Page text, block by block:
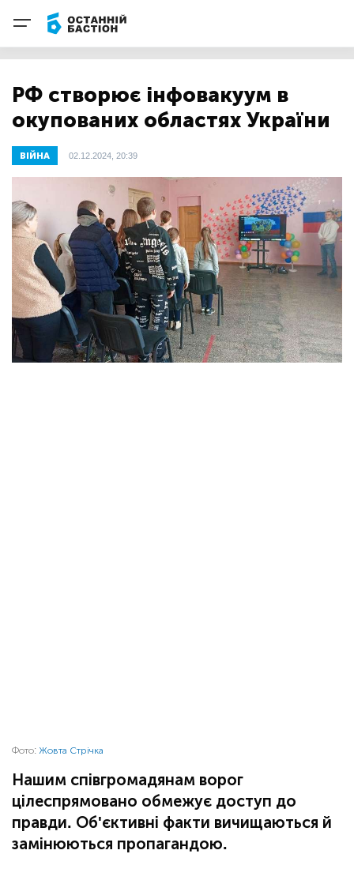
РФ створює інфовакуум в
окупованих областях України
ВІЙНА 02.12.2024, 20:39
Фото: Жовта Стрічка
Нашим співгромадянам ворог
цілеспрямовано обмежує доступ до
правди. Об'єктивні факти вичищаються й
замінюються пропагандою.